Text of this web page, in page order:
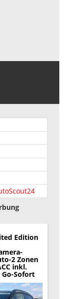
Edition
2 Zonen
inkl.
Go-Sofort